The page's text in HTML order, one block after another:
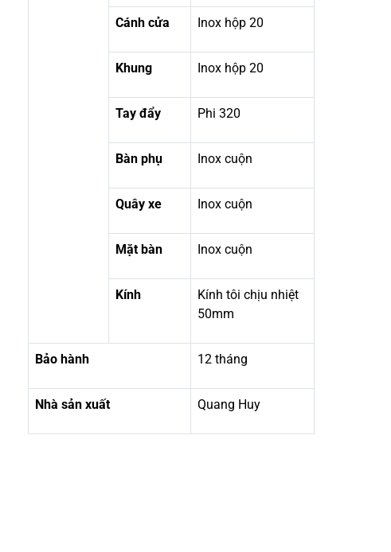
Cánh cửa Inox hộp 20
Khung Inox hộp 20
Tay đẩy Phi 320
Bàn phụ Inox cuộn
Quây xe Inox cuộn
Mặt bàn Inox cuộn
Kính
Kính tôi chịu nhiệt
50mm
Bảo hành 12 tháng
Nhà sản xuất Quang Huy